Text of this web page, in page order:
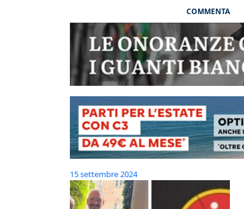
COMMENTA
15 settembre 2024